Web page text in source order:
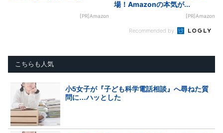
[PR]Amazon
場！Amazonの本気が...
[PR]Amazon
Recommended by
こちらも人気
小5女子が『子ども科学電話相談』へ尋ねた質
問に…ハッとした